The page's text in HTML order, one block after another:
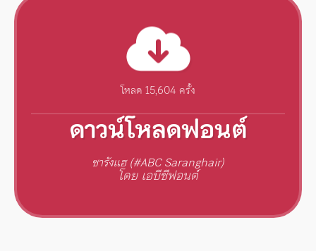
โหลด 15,604 ครั้ง
ดาวน์โหลดฟอนต์
ซารังแฮ (#ABC Saranghair)
โดย เอบีซีฟอนต์